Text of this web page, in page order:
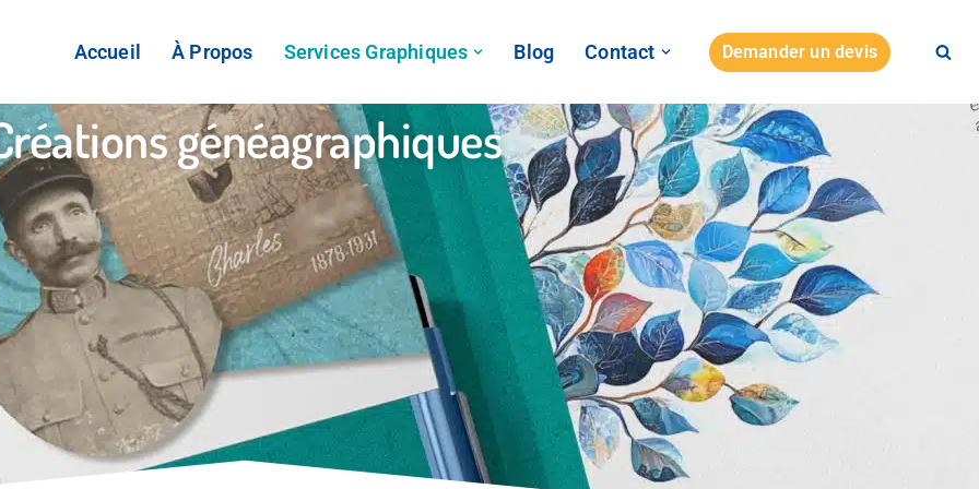
Accueil À Propos Services Graphiques Blog Contact Demander un devis
généagraphiques